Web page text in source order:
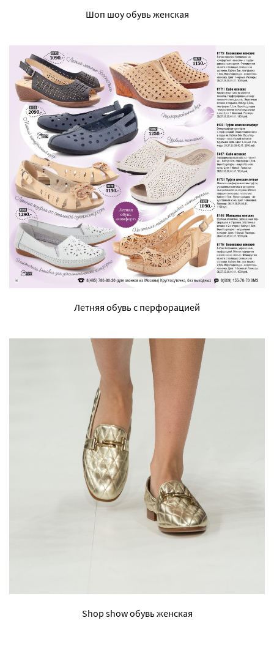
Шоп шоу обувь женская
Летняя обувь с перфорацией
Shop show обувь женская